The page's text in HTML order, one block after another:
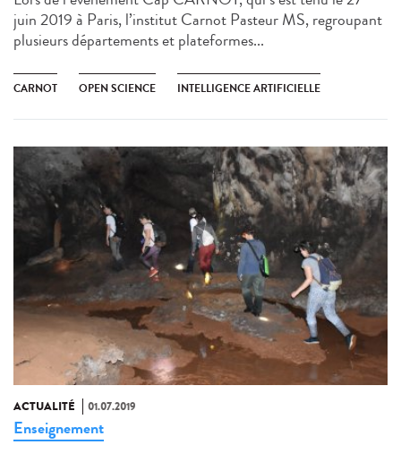
juin 2019 à Paris, l’institut Carnot Pasteur MS, regroupant
plusieurs départements et plateformes...
CARNOT OPEN SCIENCE INTELLIGENCE ARTIFICIELLE
ACTUALITÉ 01.07.2019
Enseignement